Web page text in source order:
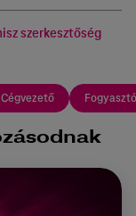
szerkesztőség
Cégvezető